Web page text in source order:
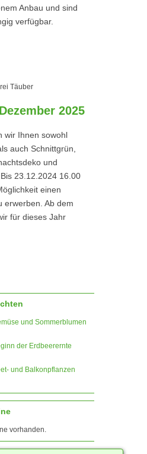
Anbau und sind
verfügbar.
Täuber
2025
wir Ihnen sowohl
auch Schnittgrün,
und
23.12.2024 16.00
einen
erwerben. Ab dem
für dieses Jahr
und Sommerblumen
der Erdbeerernte
und Balkonpflanzen
vorhanden.